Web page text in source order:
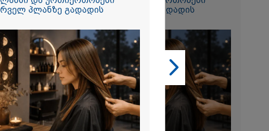
კუპატაძე
გააჩინა,
პირველ პლანზე გადადის
პლანზე გადადის